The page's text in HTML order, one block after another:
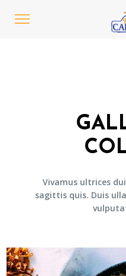
Vivamus ultrices
sagittis quis. Duis